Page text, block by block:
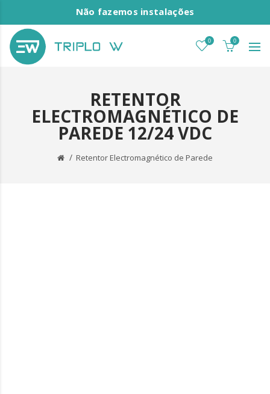
Não fazemos instalações
0 0
RETENTOR
ELECTROMAGNÉTICO DE
PAREDE 12/24 VDC
Retentor Electromagnético de Parede